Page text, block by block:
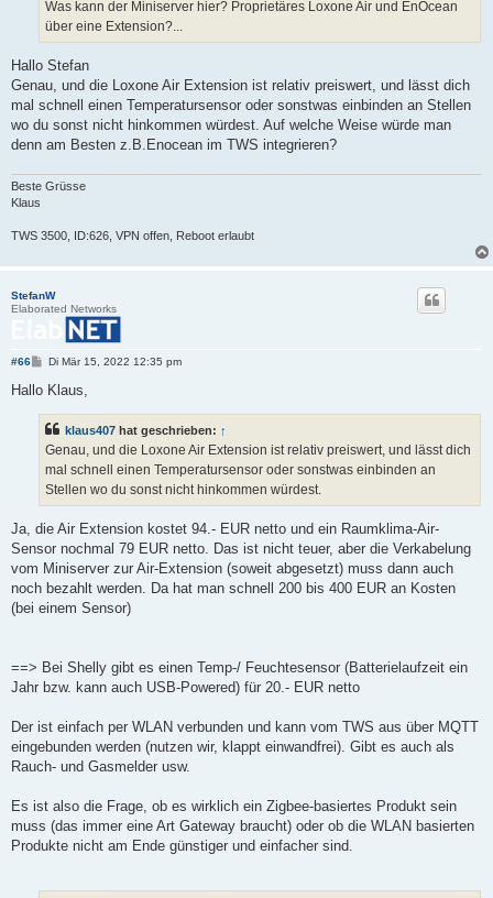
Was kann der Miniserver hier? Proprietäres Loxone Air und EnOcean
über eine Extension?...
Hallo Stefan
Genau, und die Loxone Air Extension ist relativ preiswert, und lässt dich
mal schnell einen Temperatursensor oder sonstwas einbinden an Stellen
wo du sonst nicht hinkommen würdest. Auf welche Weise würde man
denn am Besten z.B.Enocean im TWS integrieren?
Beste Grüsse
Klaus
TWS 3500, ID:626, VPN offen, Reboot erlaubt
StefanW
Elaborated Networks
#66
B
r
a
Di Mär 15, 2022 12:35 pm
Hallo Klaus,
klaus407 hat geschrieben: ↑
Genau, und die Loxone Air Extension ist relativ preiswert, und lässt dich
mal schnell einen Temperatursensor oder sonstwas einbinden an
Stellen wo du sonst nicht hinkommen würdest.
Ja, die Air Extension kostet 94.- EUR netto und ein Raumklima-Air-
Sensor nochmal 79 EUR netto. Das ist nicht teuer, aber die Verkabelung
vom Miniserver zur Air-Extension (soweit abgesetzt) muss dann auch
noch bezahlt werden. Da hat man schnell 200 bis 400 EUR an Kosten
(bei einem Sensor)
==> Bei Shelly gibt es einen Temp-/ Feuchtesensor (Batterielaufzeit ein
Jahr bzw. kann auch USB-Powered) für 20.- EUR netto
Der ist einfach per WLAN verbunden und kann vom TWS aus über MQTT
eingebunden werden (nutzen wir, klappt einwandfrei). Gibt es auch als
Rauch- und Gasmelder usw.
Es ist also die Frage, ob es wirklich ein Zigbee-basiertes Produkt sein
muss (das immer eine Art Gateway braucht) oder ob die WLAN basierten
Produkte nicht am Ende günstiger und einfacher sind.